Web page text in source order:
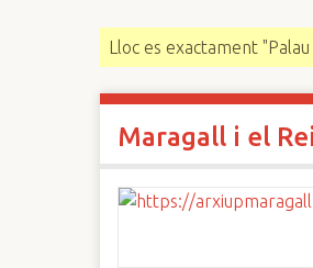
Lloc es exactament
Maragall i el